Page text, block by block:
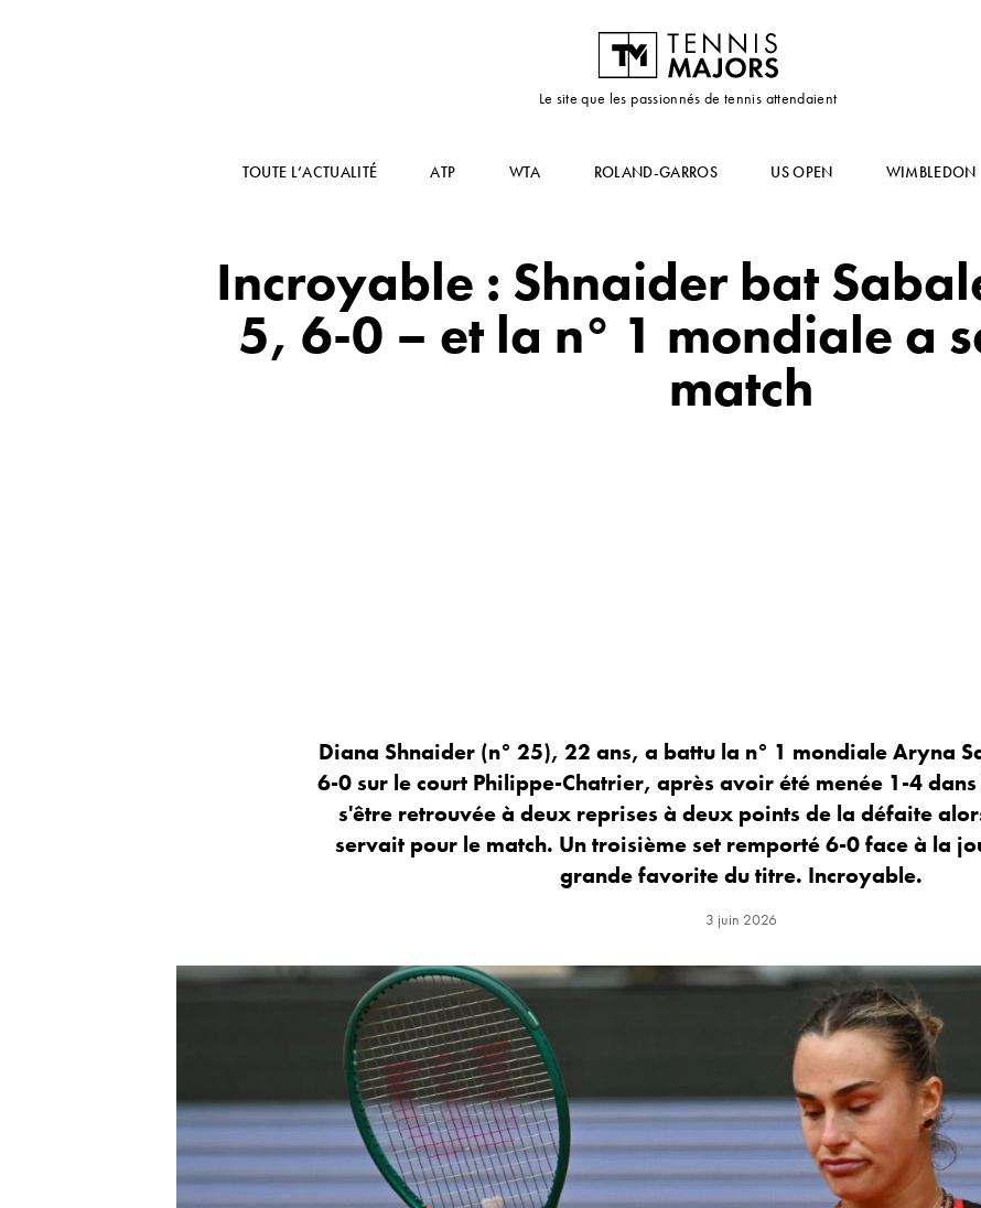
Le site que les passionnés de tennis attendaient
TOUTE L’ACTUALITÉ ATP WTA ROLAND-GARROS US OPEN WIMBLEDON
Incroyable : Shnaider bat
5, 6-0 – et la n° 1 mondiale a
match
Diana Shnaider (n° 25), 22 ans, a battu la n° 1 mondiale Aryna
6-0 sur le court Philippe-Chatrier, après avoir été menée 1-4
s'être retrouvée à deux reprises à deux points de la défaite
servait pour le match. Un troisième set remporté 6-0 face à la
grande favorite du titre. Incroyable.
3 juin 2026